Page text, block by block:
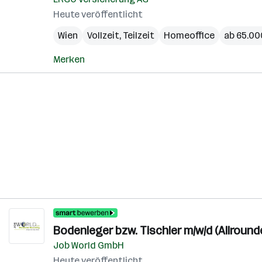
Heute veröffentlicht
Wien
Vollzeit, Teilzeit Homeoffice ab
Merken
Bodenleger bzw. Tischler m/w/d
Job World GmbH